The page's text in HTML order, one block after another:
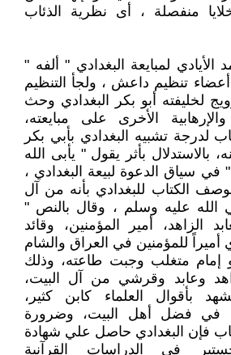
منفصلة ، أى نظرية الذئاب
لمبايعة البغدادي " ألفه "
أعضاء تنظيم داعش ، ولجأ التنظيم
لخليفته أبو بكر البغدادي وحث
والإرهابية الأخرى على مبايعته،
لدرجة تشبيه البغدادي بأبي بكر
بالاستدلال بأثر يقول " يأبى الله
" في سياق الدعوة لبيعة البغدادي ،
الكتاب للبغدادي بأنه من آل
عليه وسلم ، وقال بالنص "
الزاهد، أمير المؤمنين، وقائد
أميراً للمؤمنين في العراق والشام
إمام متغلب وجبت طاعته، وذلك
وعابد وقرشي من آل البيت،
بأقوال العلماء كابن كثير،
في فضل أهل البيت، وضرورة
فإن البغدادي حاصل علي شهادة
في الدراسات القرآنية